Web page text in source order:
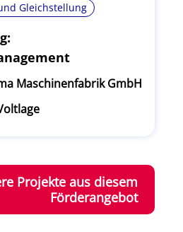
Gleichstellung
Maschinenfabrik GmbH
Projekte aus diesem
Förderangebot